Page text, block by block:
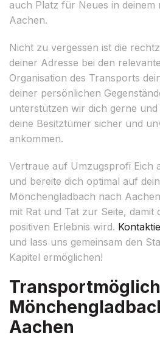
auch Platz für Neues in deinem
Aachen.
Nicht zu vergessen ist die
deiner Adresse bei den
Organisation des Transports
deiner persönlichen
unterstützen wir dich gerne
deine Besitztümer sicher und
ankommen.
Vertraue auf Umzugsprofi Eich
und bereite dich optimal auf
Mönchengladbach nach
mit Rat und Tat zur Seite, damit
positiven Erlebnis wird.
und lass uns gemeinsam den
Kapitel ermöglichen!
Aachen